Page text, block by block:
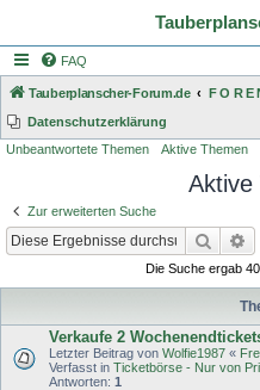
FAQ
Tauberplanscher-Forum.de
Datenschutzerklärung
Unbeantwortete Themen Aktive Themen
Aktive
Zur erweiterten Suche
Suche
Die Suche ergab
Verkaufe 2
Letzter Beitrag von Wolfie1987 «
Verfasst in Ticketbörse - Nur von
Antworten: 1